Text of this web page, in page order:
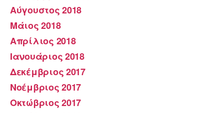
Αύγουστος 2018
Μάιος 2018
Απρίλιος 2018
Ιανουάριος 2018
Δεκέμβριος 2017
Νοέμβριος 2017
Οκτώβριος 2017